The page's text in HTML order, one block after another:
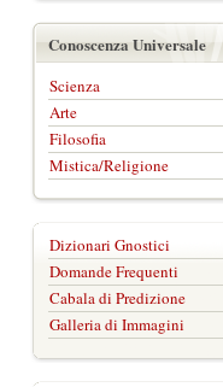
Conoscenza Universale
Scienza
Arte
Filosofia
Mistica/Religione
Dizionari Gnostici
Domande Frequenti
Cabala di Predizione
Galleria di Immagini